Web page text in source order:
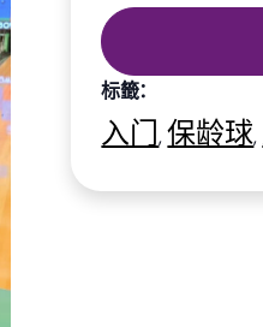
标籤：
入门, 保龄球,